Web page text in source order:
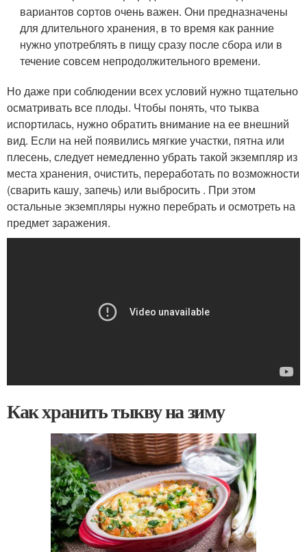
вариантов сортов очень важен. Они предназначены
для длительного хранения, в то время как ранние
нужно употреблять в пищу сразу после сбора или в
течение совсем непродолжительного времени.
Но даже при соблюдении всех условий нужно тщательно
осматривать все плоды. Чтобы понять, что тыква
испортилась, нужно обратить внимание на ее внешний
вид. Если на ней появились мягкие участки, пятна или
плесень, следует немедленно убрать такой экземпляр из
места хранения, очистить, переработать по возможности
(сварить кашу, запечь) или выбросить . При этом
остальные экземпляры нужно перебрать и осмотреть на
предмет заражения.
Как хранить тыкву на зиму